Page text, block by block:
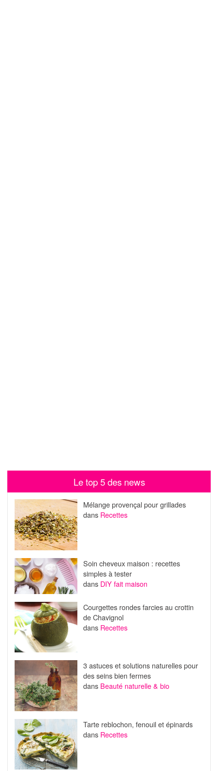
Le top 5 des news
Mélange provençal pour grillades
dans Recettes
Soin cheveux maison : recettes
simples à tester
dans DIY fait maison
Courgettes rondes farcies au crottin
de Chavignol
dans Recettes
3 astuces et solutions naturelles pour
des seins bien fermes
dans Beauté naturelle & bio
Tarte reblochon, fenouil et épinards
dans Recettes